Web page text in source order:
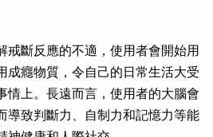
戒斷反應的不適，使用者會開始用
成癮物質，令自己的日常生活大受
情上。長遠而言，使用者的大腦會
導致判斷力、自制力和記憶力等能